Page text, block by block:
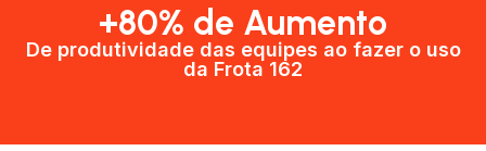
+80% de Aumento
De produtividade das equipes ao fazer o uso
da Frota 162​